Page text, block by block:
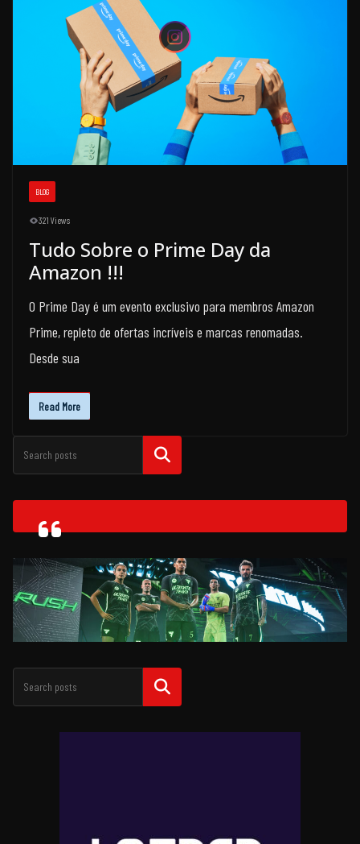
BLOG
321 Views
Tudo Sobre o Prime Day da
Amazon !!!
O Prime Day é um evento exclusivo para membros Amazon
Prime, repleto de ofertas incríveis e marcas renomadas.
Desde sua
Read More